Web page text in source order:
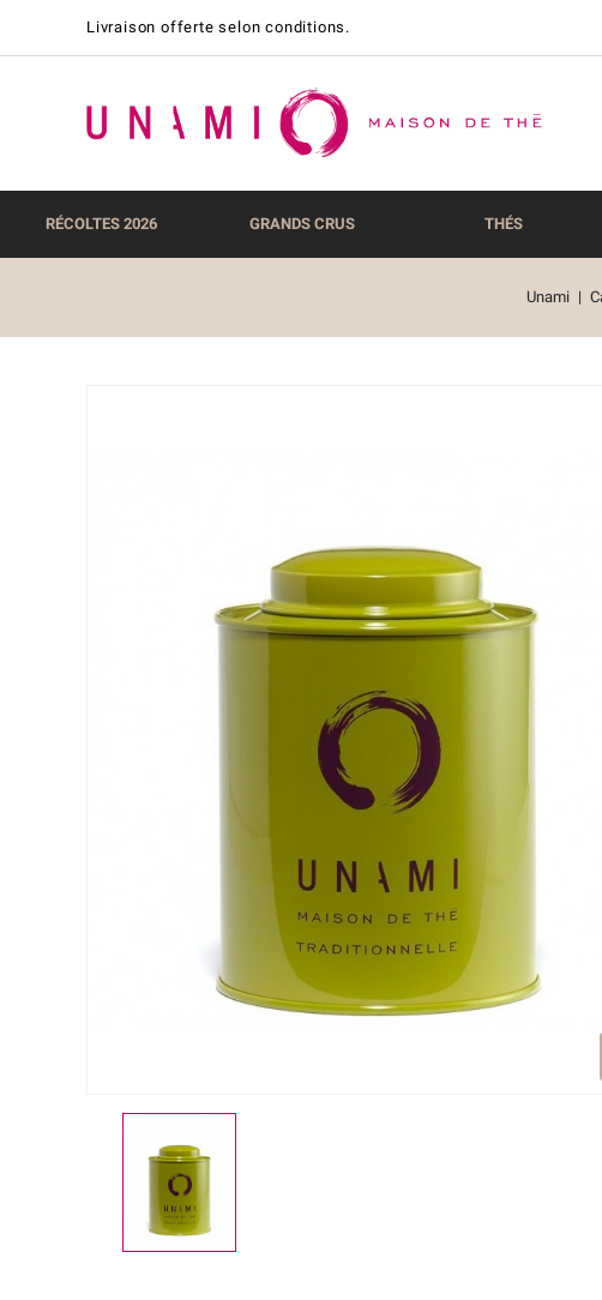
Livraison offerte selon conditions.
RÉCOLTES 2026 GRANDS CRUS THÉS
Unami